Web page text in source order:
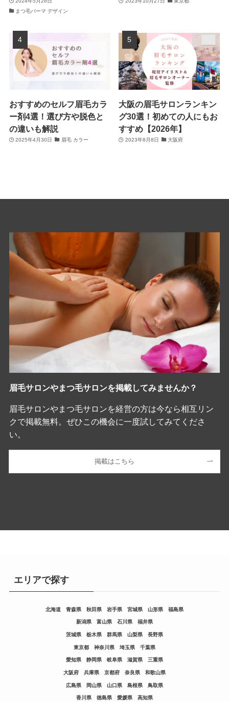
まつ毛パーマ デザイン
おすすめのセルフ眉毛カラ
ー剤4選！選び方や脱色と
の違いも解説
2025年4月30日 眉毛 カラー
大阪の眉毛サロンランキン
グ30選！初めての人にもお
すすめ【2026年】
2023年8月8日 大阪府
眉毛サロンやまつ毛サロンを掲載してみませんか？
眉毛サロンやまつ毛サロンを経営の方は今なら相互リン
クで掲載無料。ぜひこの機会に一度試してみてくださ
い。
掲載はこちら
エリアで探す
北海道 青森県 秋田県 岩手県 宮城県 山形県 福島県
新潟県 富山県 石川県 福井県
茨城県 栃木県 群馬県 山梨県 長野県
東京都 神奈川県 埼玉県 千葉県
愛知県 静岡県 岐阜県 滋賀県 三重県
大阪府 兵庫県 京都府 奈良県 和歌山県
広島県 岡山県 山口県 島根県 鳥取県
香川県 徳島県 愛媛県 高知県